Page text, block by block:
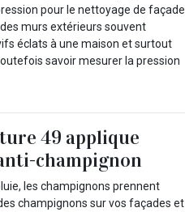
pour le nettoyage de façade
murs extérieurs souvent
éclats à une maison et surtout
savoir mesurer la pression
49 applique
champignon
les champignons prennent
champignons sur vos façades et